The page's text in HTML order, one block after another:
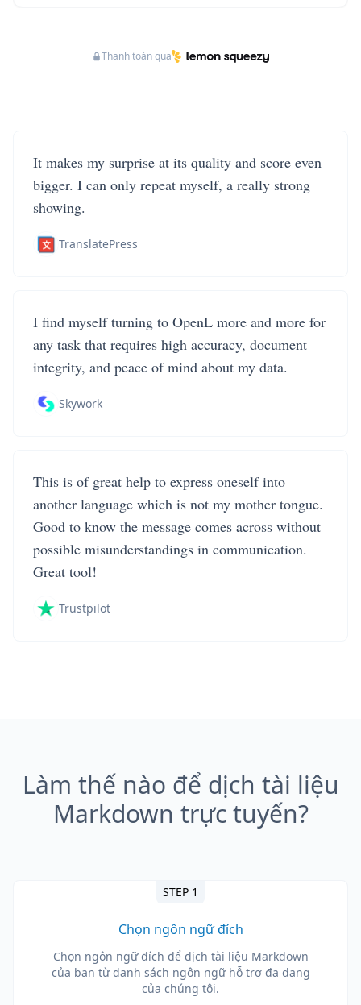
Thanh toán qua
It makes my surprise at its quality and score even
bigger. I can only repeat myself, a really strong
showing.
TranslatePress
I find myself turning to OpenL more and more for
any task that requires high accuracy, document
integrity, and peace of mind about my data.
Skywork
This is of great help to express oneself into
another language which is not my mother tongue.
Good to know the message comes across without
possible misunderstandings in communication.
Great tool!
Trustpilot
Làm thế nào để dịch tài liệu
Markdown trực tuyến?
STEP 1
Chọn ngôn ngữ đích
Chọn ngôn ngữ đích để dịch tài liệu Markdown
của bạn từ danh sách ngôn ngữ hỗ trợ đa dạng
của chúng tôi.